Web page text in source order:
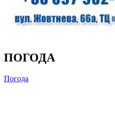
ПОГОДА
Погода